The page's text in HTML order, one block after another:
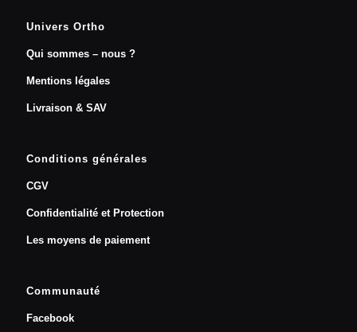
Univers Ortho
Qui sommes – nous ?
Mentions légales
Livraison & SAV
Conditions générales
CGV
Confidentialité et Protection
Les moyens de paiement
Communauté
Facebook